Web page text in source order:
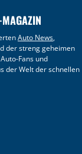
Auto News,
der streng geheimen
Fans und
der Welt der schnellen